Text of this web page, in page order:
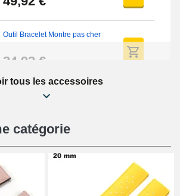
Outil Bracelet Montre pas cher
34,92 €
Kit Réparation Montre Débutant
16,90 €
Pied à Coulisse Numérique
9,90 €
tous les accessoires
catégorie